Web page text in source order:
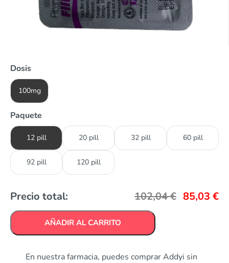
Dosis
100mg
Paquete
12 pill 20 pill 32 pill 60 pill
92 pill 120 pill
Precio total: 102,04€ 85,03 €
AÑADIR AL CARRITO
En nuestra farmacia, puedes comprar Addyi sin